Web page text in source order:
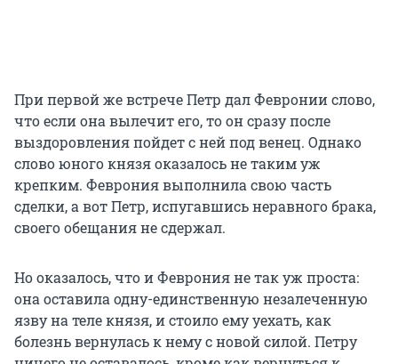
При первой же встрече Петр дал Февронии слово,
что если она вылечит его, то он сразу после
выздоровления пойдет с ней под венец. Однако
слово юного князя оказалось не таким уж
крепким. Феврония выполнила свою часть
сделки, а вот Петр, испугавшись неравного брака,
своего обещания не сдержал.
Но оказалось, что и Феврония не так уж проста:
она оставила одну-единственную незалеченную
язву на теле князя, и стоило ему уехать, как
болезнь вернулась к нему с новой силой. Петру